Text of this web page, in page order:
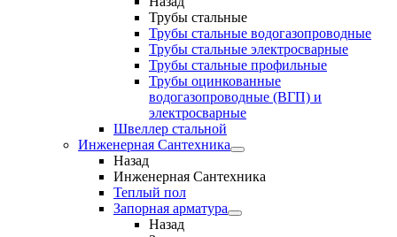
Трубы стальные
Трубы стальные водогазопроводные
Трубы стальные электросварные
Трубы стальные профильные
Трубы оцинкованные
водогазопроводные (ВГП) и
электросварные
Швеллер стальной
Инженерная Сантехника
Назад
Инженерная Сантехника
Теплый пол
Запорная арматура
Назад